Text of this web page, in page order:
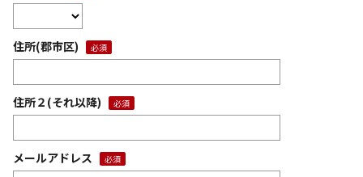
住所(郡市区)
住所２(それ以降)
メールアドレス